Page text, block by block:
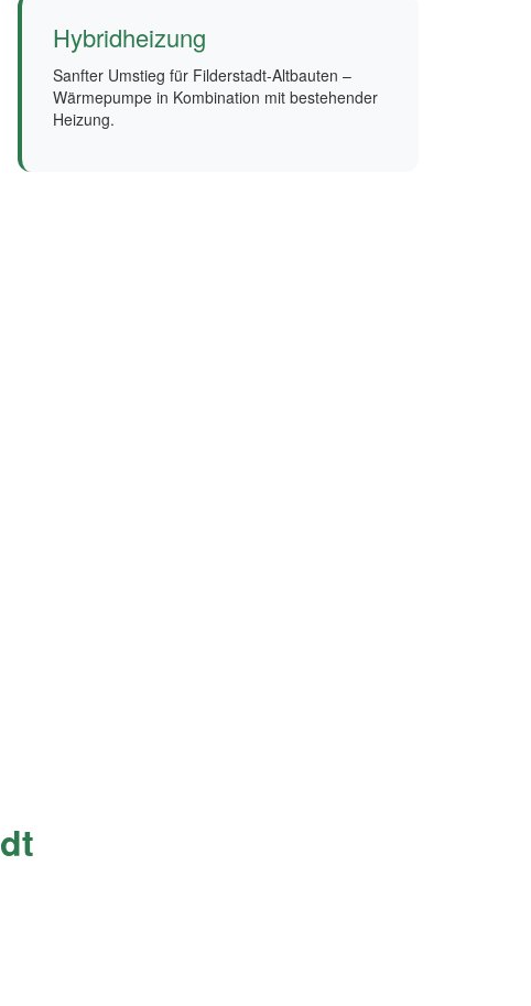
Hybridheizung
Sanfter Umstieg für Filderstadt-Altbauten –
Wärmepumpe in Kombination mit bestehender
Heizung.